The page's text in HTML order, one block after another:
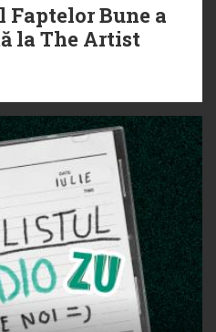
Faptelor Bune a
la The Artist